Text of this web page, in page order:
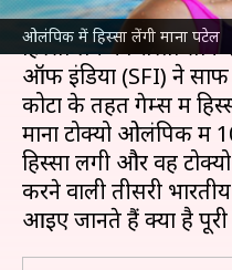
ओलंपिक में हिस्सा लेंगी माना पटेल
भारतीय महिला तैराक
हिस्सा लेने का रास्ता
ऑफ इंडिया (SFI) ने साफ
कोटा के तहत गेम्स में
माना टोक्यो ओलंपिक में
हिस्सा लेंगी और वह
करने वाली तीसरी